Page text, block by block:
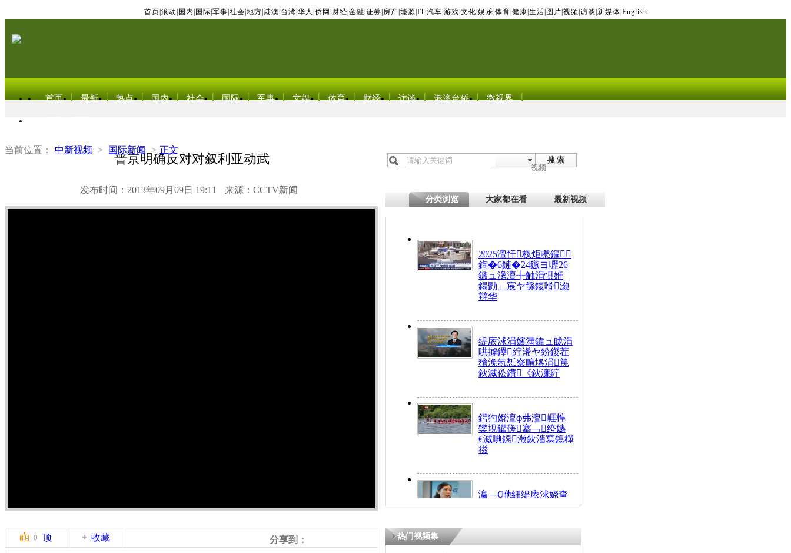
首页 滚动 国内 国际 军事 社会 地方 港澳 台湾 华人 侨网 财经 金融 证券 房产 能源 IT| 汽车 游戏 文化 娱乐 体育 健康 生活 图片 视频 访谈 新媒体 English
首页 最新 热点 国内 社会 国际 军事 文娱 体育 财经 访谈 港澳台侨 微视界
当前位置： 中新视频 > 国际新闻 > 正文
普京明确反对对叙利亚动武
发布时间：2013年09月09日 19:11 来源：CCTV新闻
搜 索
视频
分类浏览 大家都在看 最新视频
2025澶忓杈炬矁鏂
鍧�6鏈�24鏃ヨ嚦26
鏃ュ湪澶╂触涓惧姙
鍚勯」宸ヤ綔鍑嗗灏
辩华
缇庡浗涓嬪満鍏ュ眬涓
哄摢鑸紵浠ヤ紛鍐茬
獊浼氬惁寮曠垎涓笢
鈥滅伀鑽《鈥濓紵
鍔犳嬁澶ф弗澶崕榫
欒垷鑺傞搴﹁绔嬧
€滅唺鐚澂鈥濇寫鎴樿
禌
瀛﹁€咃細缇庡浗娆查
€间笢鍗椾簹涓庝腑鍥
瘑灞€
0 顶 收藏 分享到： 热门视频集